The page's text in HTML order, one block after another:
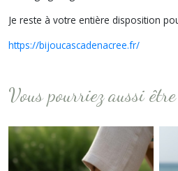
Je reste à votre entière disposition
https://bijoucascadenacree.fr/
Vous pourriez aussi